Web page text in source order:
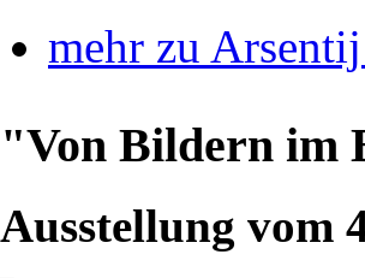
mehr zu
"Von Bildern im
Ausstellung vom